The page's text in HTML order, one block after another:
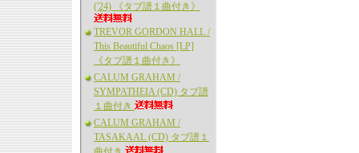
('24) 《タブ譜１曲付き》
TREVOR GORDON HALL /
This Beautiful Chaos [LP]
《タブ譜１曲付き》
CALUM GRAHAM /
SYMPATHEIA (CD) タブ譜
１曲付き
CALUM GRAHAM /
TASAKAAL (CD) タブ譜１